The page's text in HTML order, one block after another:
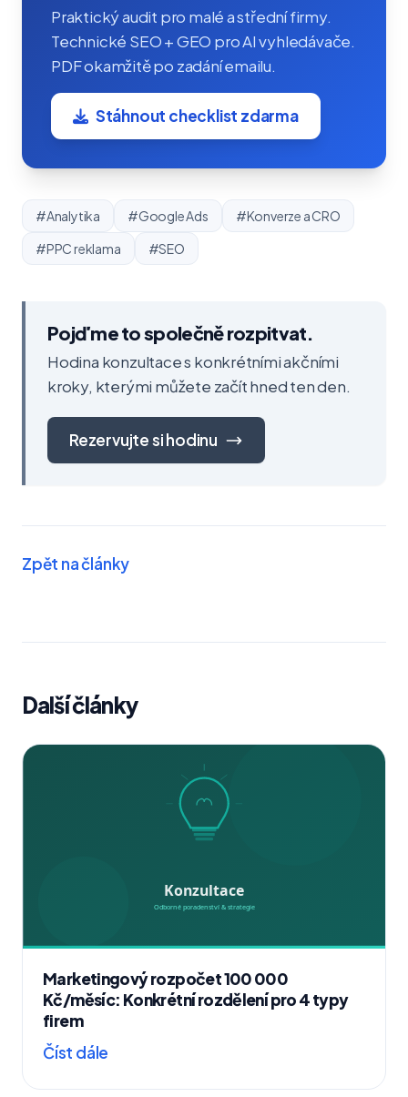
Praktický audit pro malé a střední firmy.
Technické SEO + GEO pro AI vyhledávače.
PDF okamžitě po zadání emailu.
Stáhnout checklist zdarma
#Analytika #Google Ads
#Konverze a CRO
#PPC reklama
#SEO
Pojďme to společně rozpitvat.
Hodina konzultace s konkrétními akčními
kroky, kterými můžete začít hned ten den.
Rezervujte si hodinu
Zpět na články
Další články
Marketingový rozpočet 100 000
Kč/měsíc: Konkrétní rozdělení pro 4 typy
firem
Číst dále